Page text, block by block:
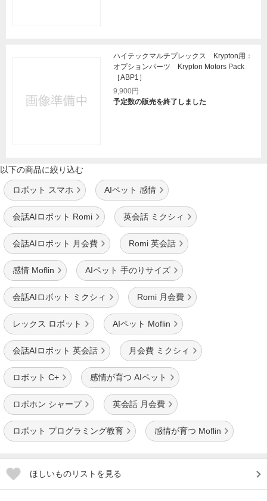
ハイテックマルチプレックス Krypton用：
オプションパーツ Krypton Motors Pack
［ABP1］
9,900円
予定数の販売を終了しました
以下の商品に絞り込む
ロボット スマホ AIペット 感情
会話AIロボット Romi 英会話 ミクシィ
会話AIロボット 月会費 Romi 英会話
感情 Moflin AIペット 手のりサイズ
会話AIロボット ミクシィ Romi 月会費
レックス ロボット AIペット Moflin
会話AIロボット 英会話 月会費 ミクシィ
ロボット C+ 感情が育つ AIペット
ロボホン シャープ 英会話 月会費
ロボット プログラミング教育 感情が育つ Moflin
ほしいものリストを見る